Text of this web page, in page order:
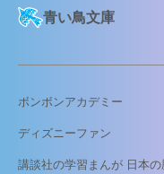
青い鳥文庫
ボンボンアカデミー
ディズニーファン
講談社の学習まんが 日本の